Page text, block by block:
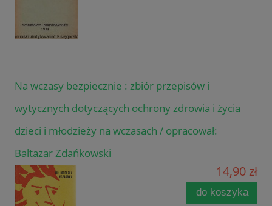
Na wczasy bezpiecznie : zbiór przepisów i
wytycznych dotyczących ochrony zdrowia i życia
dzieci i młodzieży na wczasach / opracował:
Baltazar Zdańkowski
14,90 zł
do koszyka